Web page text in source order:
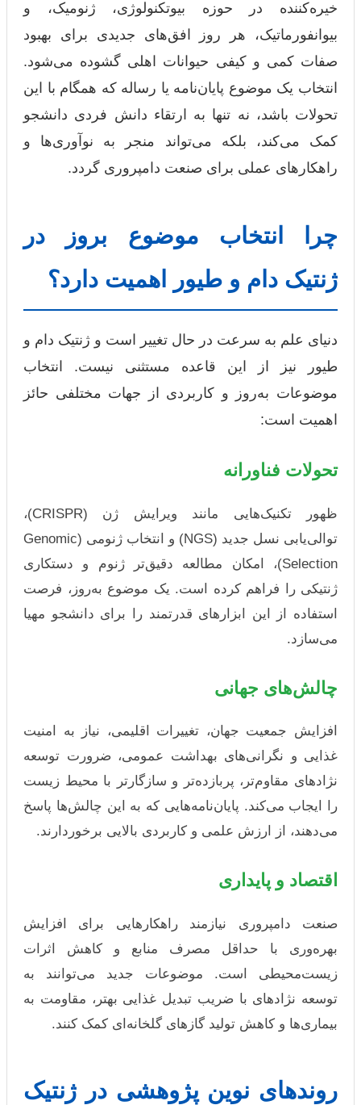
خیره‌کننده در حوزه بیوتکنولوژی، ژنومیک، و
بیوانفورماتیک، هر روز افق‌های جدیدی برای بهبود
صفات کمی و کیفی حیوانات اهلی گشوده می‌شود.
انتخاب یک موضوع پایان‌نامه یا رساله که همگام با این
تحولات باشد، نه تنها به ارتقاء دانش فردی دانشجو
کمک می‌کند، بلکه می‌تواند منجر به نوآوری‌ها و
راهکارهای عملی برای صنعت دامپروری گردد.
چرا انتخاب موضوع بروز در
ژنتیک دام و طیور اهمیت دارد؟
دنیای علم به سرعت در حال تغییر است و ژنتیک دام و
طیور نیز از این قاعده مستثنی نیست. انتخاب
موضوعات به‌روز و کاربردی از جهات مختلفی حائز
اهمیت است:
تحولات فناورانه
ظهور تکنیک‌هایی مانند ویرایش ژن (CRISPR)،
توالی‌یابی نسل جدید (NGS) و انتخاب ژنومی (Genomic
Selection)، امکان مطالعه دقیق‌تر ژنوم و دستکاری
ژنتیکی را فراهم کرده است. یک موضوع به‌روز، فرصت
استفاده از این ابزارهای قدرتمند را برای دانشجو مهیا
می‌سازد.
چالش‌های جهانی
افزایش جمعیت جهان، تغییرات اقلیمی، نیاز به امنیت
غذایی و نگرانی‌های بهداشت عمومی، ضرورت توسعه
نژادهای مقاوم‌تر، پربازده‌تر و سازگارتر با محیط زیست
را ایجاب می‌کند. پایان‌نامه‌هایی که به این چالش‌ها پاسخ
می‌دهند، از ارزش علمی و کاربردی بالایی برخوردارند.
اقتصاد و پایداری
صنعت دامپروری نیازمند راهکارهایی برای افزایش
بهره‌وری با حداقل مصرف منابع و کاهش اثرات
زیست‌محیطی است. موضوعات جدید می‌توانند به
توسعه نژادهای با ضریب تبدیل غذایی بهتر، مقاومت به
بیماری‌ها و کاهش تولید گازهای گلخانه‌ای کمک کنند.
روندهای نوین پژوهشی در ژنتیک